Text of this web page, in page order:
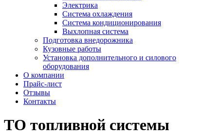
Электрика
Система охлаждения
Система кондиционирования
Выхлопная система
Подготовка внедорожника
Кузовные работы
Установка дополнительного и силового
оборудования
О компании
Прайс-лист
Отзывы
Контакты
ТО топливной системы